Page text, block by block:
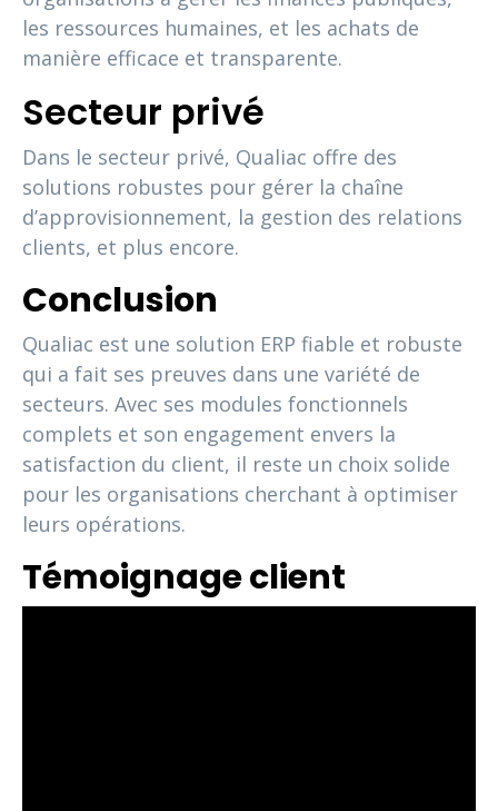
les ressources humaines, et les achats de
manière efficace et transparente.
Secteur privé
Dans le secteur privé, Qualiac offre des
solutions robustes pour gérer la chaîne
d’approvisionnement, la gestion des relations
clients, et plus encore.
Conclusion
Qualiac est une solution ERP fiable et robuste
qui a fait ses preuves dans une variété de
secteurs. Avec ses modules fonctionnels
complets et son engagement envers la
satisfaction du client, il reste un choix solide
pour les organisations cherchant à optimiser
leurs opérations.
Témoignage client